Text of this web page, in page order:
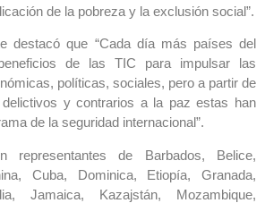
de la pobreza y la exclusión social”.
destacó que “Cada día más países del
de las TIC para impulsar las
políticas, sociales, pero a partir de
y contrarios a la paz estas han
de la seguridad internacional”.
representantes de Barbados, Belice,
Cuba, Dominica, Etiopía, Granada,
Jamaica, Kazajstán, Mozambique,